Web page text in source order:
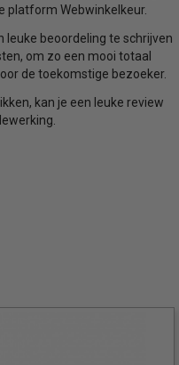
platform Webwinkelkeur.
leuke beoordeling te schrijven
om zo een mooi totaal
de toekomstige bezoeker.
kan je een leuke review